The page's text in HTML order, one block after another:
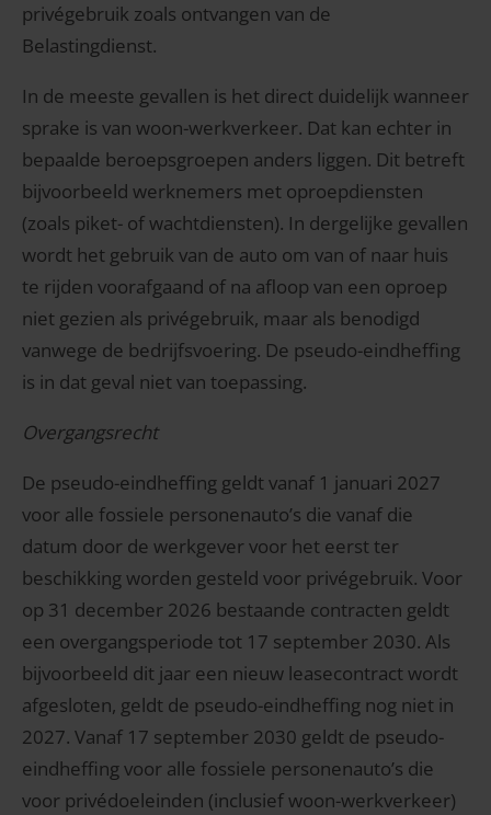
privégebruik zoals ontvangen van de
Belastingdienst.
In de meeste gevallen is het direct duidelijk wanneer
sprake is van woon-werkverkeer. Dat kan echter in
bepaalde beroepsgroepen anders liggen. Dit betreft
bijvoorbeeld werknemers met oproepdiensten
(zoals piket- of wachtdiensten). In dergelijke gevallen
wordt het gebruik van de auto om van of naar huis
te rijden voorafgaand of na afloop van een oproep
niet gezien als privégebruik, maar als benodigd
vanwege de bedrijfsvoering. De pseudo-eindheffing
is in dat geval niet van toepassing.
Overgangsrecht
De pseudo-eindheffing geldt vanaf 1 januari 2027
voor alle fossiele personenauto’s die vanaf die
datum door de werkgever voor het eerst ter
beschikking worden gesteld voor privégebruik. Voor
op 31 december 2026 bestaande contracten geldt
een overgangsperiode tot 17 september 2030. Als
bijvoorbeeld dit jaar een nieuw leasecontract wordt
afgesloten, geldt de pseudo-eindheffing nog niet in
2027. Vanaf 17 september 2030 geldt de pseudo-
eindheffing voor alle fossiele personenauto’s die
voor privédoeleinden (inclusief woon-werkverkeer)